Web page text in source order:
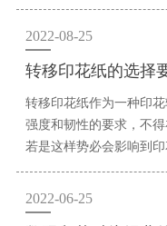
2022-08-25
转移印花纸的选择
转移印花纸作为一种印
强度和韧性的要求，不
若是这样势必会影响到印
2022-06-25